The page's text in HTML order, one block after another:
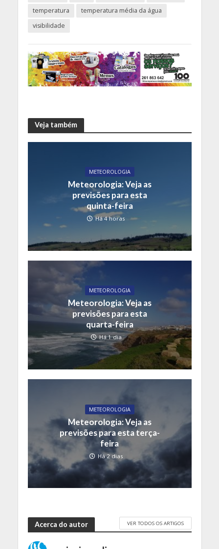
temperatura
temperatura média da água
visibilidade
Veja também
METEOROLOGIA
Meteorologia: Veja as
previsões para esta
quinta-feira
Há 4 horas
METEOROLOGIA
Meteorologia: Veja as
previsões para esta
quarta-feira
Há 1 dia
METEOROLOGIA
Meteorologia: Veja as
previsões para esta terça-
feira
Há 2 dias
Acerca do autor VER TODOS OS ARTIGOS